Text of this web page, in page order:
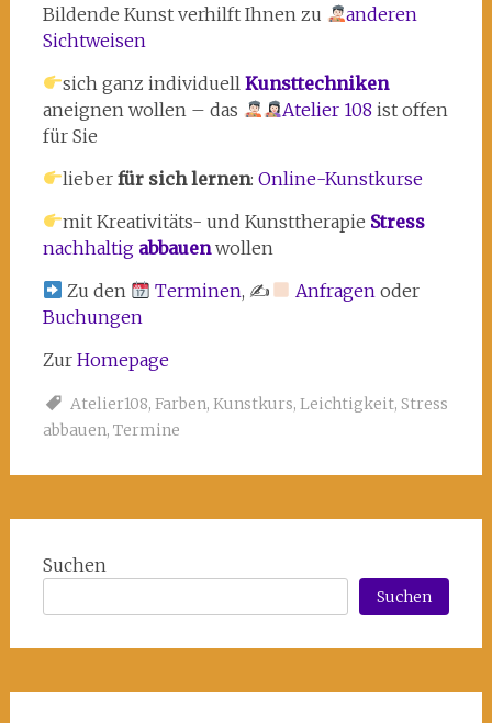
Bildende Kunst verhilft Ihnen zu
anderen
Sichtweisen
sich ganz individuellKunsttechniken
aneignen wollen – das
Atelier 108 ist offen
für Sie
lieberfür sich lernen:Online-Kunstkurse
mit Kreativitäts- und Kunsttherapie Stress
nachhaltig abbauen wollen
Zu den
Terminen, ✍ Anfragen oder
Buchungen
Zur Homepage
Atelier108, Farben, Kunstkurs, Leichtigkeit, Stress
abbauen, Termine
Suchen
Suchen